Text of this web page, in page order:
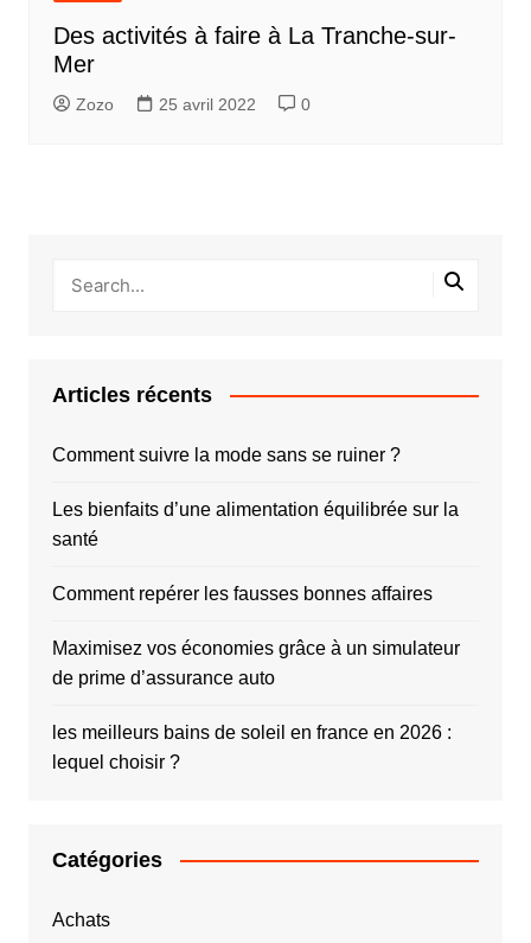
Des activités à faire à La Tranche-sur-
Mer
Zozo 25 avril 2022 0
Articles récents
Comment suivre la mode sans se ruiner ?
Les bienfaits d’une alimentation équilibrée sur la
santé
Comment repérer les fausses bonnes affaires
Maximisez vos économies grâce à un simulateur
de prime d’assurance auto
les meilleurs bains de soleil en france en 2026 :
lequel choisir ?
Catégories
Achats